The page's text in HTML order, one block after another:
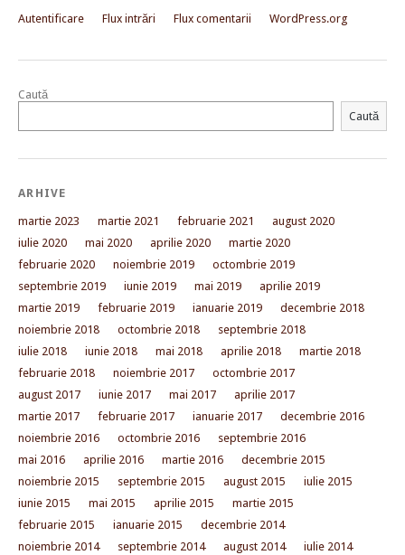
Autentificare Flux intrări Flux comentarii WordPress.org
Caută
Caută
ARHIVE
martie 2023 martie 2021 februarie 2021
august 2020
iulie 2020
mai 2020 aprilie 2020
martie 2020
februarie 2020
noiembrie 2019
octombrie 2019
septembrie 2019
iunie 2019 mai 2019
aprilie 2019
martie 2019
februarie 2019 ianuarie 2019
decembrie 2018
noiembrie 2018
octombrie 2018
septembrie 2018
iulie 2018
iunie 2018 mai 2018 aprilie 2018
martie 2018
februarie 2018
noiembrie 2017
octombrie 2017
august 2017
iunie 2017 mai 2017
aprilie 2017
martie 2017
februarie 2017 ianuarie 2017
decembrie 2016
noiembrie 2016
octombrie 2016
septembrie 2016
mai 2016
aprilie 2016 martie 2016
decembrie 2015
noiembrie 2015
septembrie 2015 august 2015
iulie 2015
iunie 2015
mai 2015 aprilie 2015
martie 2015
februarie 2015
ianuarie 2015
decembrie 2014
noiembrie 2014
septembrie 2014 august 2014
iulie 2014